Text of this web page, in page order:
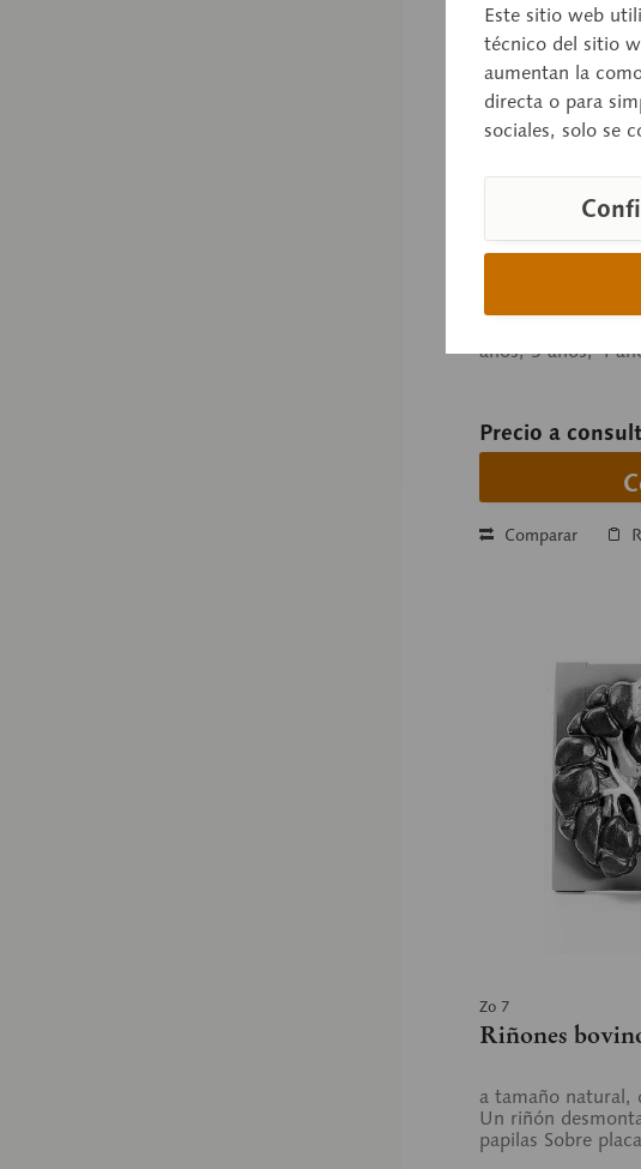
Desarrollo de
de SOMSO-
años, 3 años, 4
Precio a
Comparar
Zo 7
Riñones
a tamaño natural,
Un riñón
papilas Sobre
Este sitio web
técnico del sitio
aumentan la
directa o para
sociales, solo se